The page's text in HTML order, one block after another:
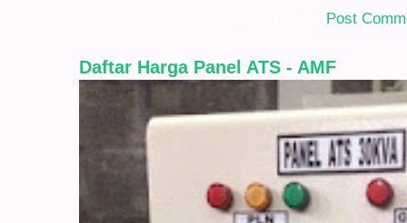
Post
Daftar Harga Panel ATS - AMF